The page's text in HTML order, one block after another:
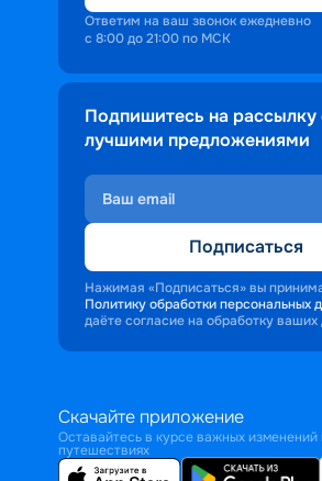
Ответим на ваш звонок ежедневно
с 8:00 до 21:00 по МСК
Подпишитесь на рассылку
лучшими предложениями
Подписаться
Нажимая «Подписаться» вы
Политику обработки персональных
даёте согласие на обработку ваших
Скачайте приложение
Оставайтесь в курсе важных изменений
путешествиях